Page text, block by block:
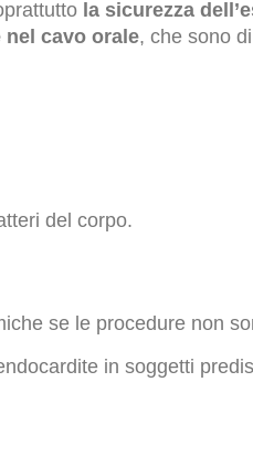
la sicurezza
cavo orale, che sono
del corpo.
se le procedure non
in soggetti